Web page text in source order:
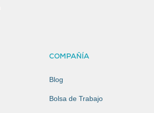
COMPAÑÍA
Blog
Bolsa de Trabajo